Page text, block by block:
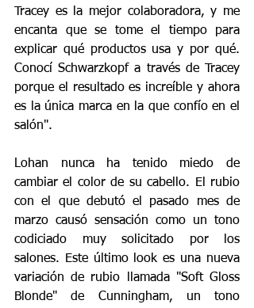
Tracey es la mejor colaboradora, y me
encanta que se tome el tiempo para
explicar qué productos usa y por qué.
Conocí Schwarzkopf a través de Tracey
porque el resultado es increíble y ahora
es la única marca en la que confío en el
salón".
Lohan nunca ha tenido miedo de
cambiar el color de su cabello. El rubio
con el que debutó el pasado mes de
marzo causó sensación como un tono
codiciado muy solicitado por los
salones. Este último look es una nueva
variación de rubio llamada "Soft Gloss
Blonde" de Cunningham, un tono